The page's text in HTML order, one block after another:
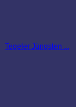
Tegeler Jüngsten ...